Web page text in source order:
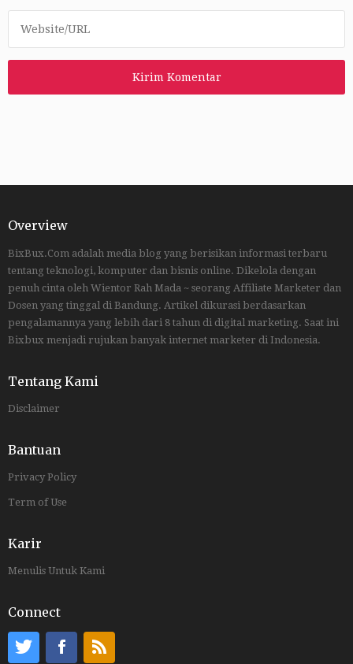
Overview
BixBux.Com adalah media blog yang berisikan informasi terbaru
tentang teknologi, komputer dan bisnis online. Dikelola dengan
penuh cinta oleh Wientor Rah Mada ~ seorang Affiliate Marketer dan
Dosen yang tinggal di Bandung. Artikel dikurasi berdasarkan
pengalamannya yang lebih dari 8 tahun di digital marketing. Saat ini
Bixbux menjadi rujukan banyak internet marketer di Indonesia.
Tentang Kami
Disclaimer
Bantuan
Privacy Policy
Term of Use
Karir
Menulis Untuk Kami
Connect